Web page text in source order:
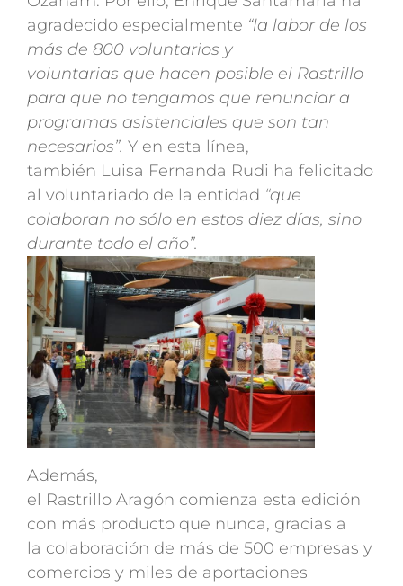
agradecido especialmente “la labor de los
más de 800 voluntarios y
voluntarias que hacen posible el Rastrillo
para que no tengamos que renunciar a
programas asistenciales que son tan
necesarios”. Y en esta línea,
también Luisa Fernanda Rudi ha felicitado
al voluntariado de la entidad “que
colaboran no sólo en estos diez días, sino
durante todo el año”.
Además,
el Rastrillo Aragón comienza esta edición
con más producto que nunca, gracias a
la colaboración de más de 500 empresas y
comercios y miles de aportaciones